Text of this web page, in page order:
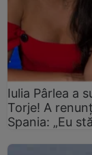
Iulia Pârlea a
Torje! A
Spania: „Eu